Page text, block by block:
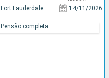
Fort Lauderdale 14/11/2026
Pensão completa